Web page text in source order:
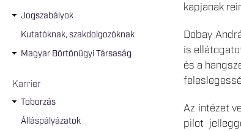
Jogszabályok
Kutatóknak, szakdolgozóknak
Magyar Börtönügyi Társaság
Karrier
Toborzás
Álláspályázatok
kapjanak
Dobay
is
és a
Az intézet
pilot